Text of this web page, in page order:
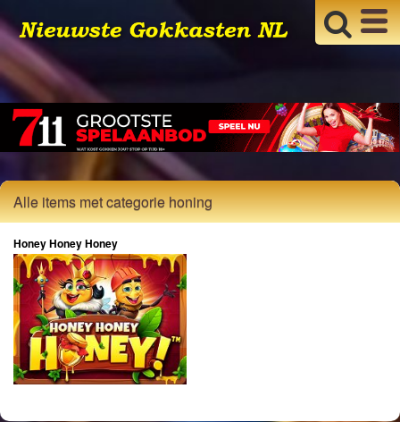
Alle items met categorie honing
Honey Honey Honey